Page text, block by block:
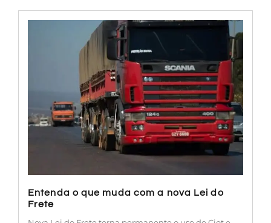
Entenda o que muda com a nova Lei do
Frete